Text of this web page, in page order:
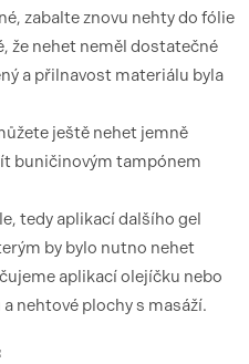
zabalte znovu nehty do fólie
že nehet neměl dostatečné
a přilnavost materiálu byla
ještě nehet jemně
buničinovým tampónem
tedy aplikací dalšího gel
by bylo nutno nehet
aplikací olejíčku nebo
nehtové plochy s masáží.